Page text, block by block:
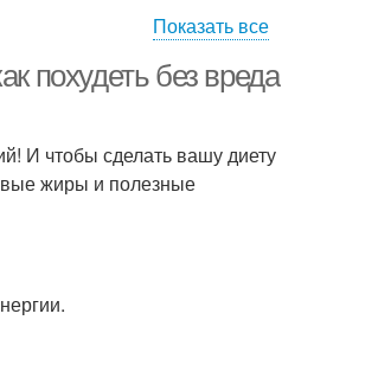
Показать все
похудеть без вреда
И чтобы сделать вашу диету
жиры и полезные